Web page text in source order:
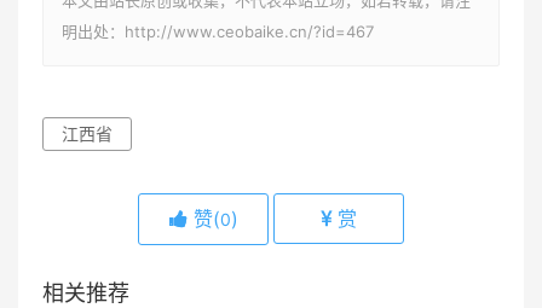
明出处：http://www.ceobaike.cn/?id=467
江西省
赞(0) 赏
相关推荐